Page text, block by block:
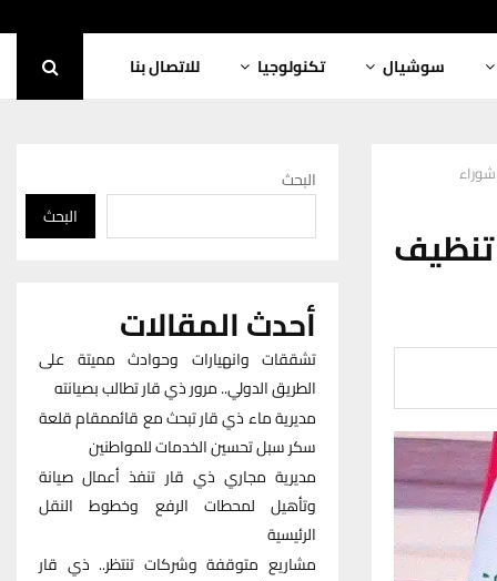
سوشيال تكنولوجيا للاتصال بنا
البحث
البحث
أحدث المقالات
تشققات وانهيارات وحوادث مميتة على
الطريق الدولي.. مرور ذي قار تطالب بصيانته
مديرية ماء ذي قار تبحث مع قائممقام قلعة
سكر سبل تحسين الخدمات للمواطنين
مديرية مجاري ذي قار تنفذ أعمال صيانة
وتأهيل لمحطات الرفع وخطوط النقل
الرئيسية
مشاريع متوقفة وشركات تنتظر.. ذي قار